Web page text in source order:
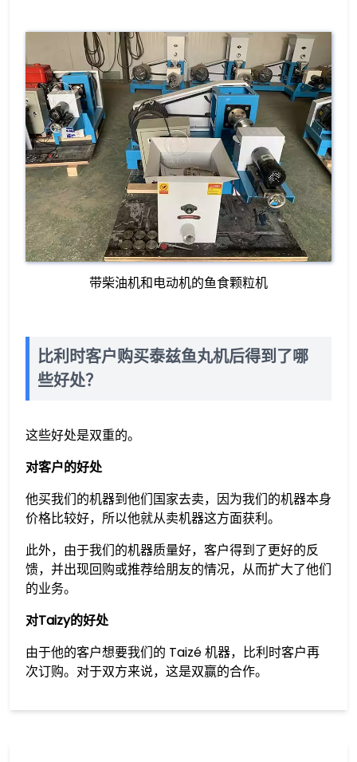
带柴油机和电动机的鱼食颗粒机
比利时客户购买泰兹鱼丸机后得到了哪
些好处？
这些好处是双重的。
对客户的好处
他买我们的机器到他们国家去卖，因为我们的机器本身
价格比较好，所以他就从卖机器这方面获利。
此外，由于我们的机器质量好，客户得到了更好的反
馈，并出现回购或推荐给朋友的情况，从而扩大了他们
的业务。
对Taizy的好处
由于他的客户想要我们的 Taizé 机器，比利时客户再
次订购。对于双方来说，这是双赢的合作。